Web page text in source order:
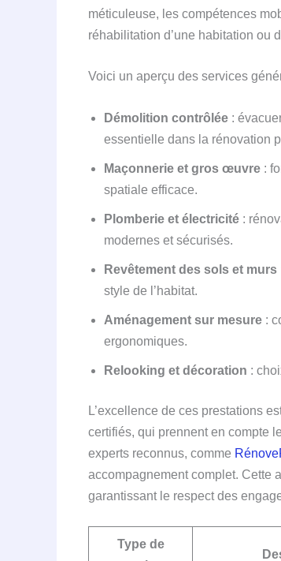
méticuleuse, les compétences
réhabilitation d’une habitation ou
Voici un aperçu des services
Démolition contrôlée :
essentielle dans la rénovation
Maçonnerie et gros œuvre :
spatiale efficace.
Plomberie et électricité :
modernes et sécurisés.
Revêtement des sols et murs
style de l’habitat.
Aménagement sur mesure :
ergonomiques.
Relooking et décoration :
L’excellence de ces prestations
certifiés, qui prennent en compte
experts reconnus, comme
accompagnement complet. Cette
garantissant le respect des
Type de